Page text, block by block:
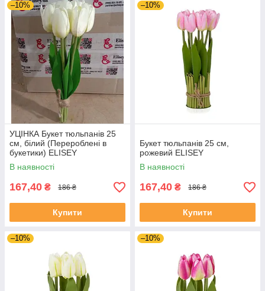
–10%
УЦІНКА Букет тюльпанів 25
см, білий (Перероблені в
букетики) ELISEY
В наявності
167,40 ₴ 186 ₴
Купити
–10%
Букет тюльпанів 25 см,
рожевий ELISEY
В наявності
167,40 ₴ 186 ₴
Купити
–10% –10%